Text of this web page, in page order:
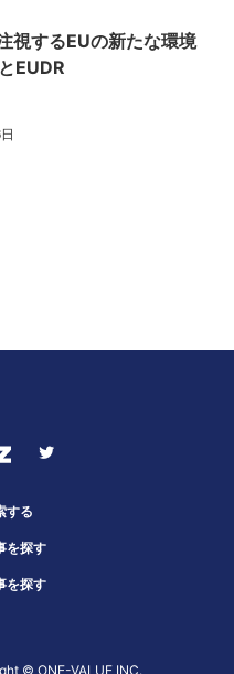
視するEUの新たな環境
EUDR
する
を探す
を探す
©︎ ONE-VALUE INC.